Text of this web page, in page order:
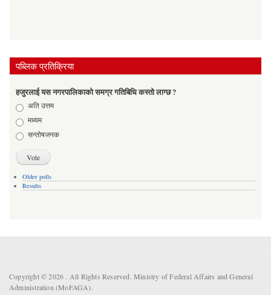
पब्लिक प्रतिक्रिया
हजुरलाई यस नगरपालिकाको समग्र गतिबिधि कस्तो लाग्छ ?
Choicesअति उत्तम
मध्यम
सन्तोषजनक
Older polls
Results
Copyright © 2026 . All Rights Reserved. Ministry of Federal Affairs and General
Administration (MoFAGA).